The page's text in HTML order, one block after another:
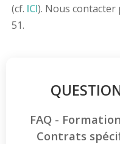
(cf. ICI). Nous contacter
51.
FAQ -
Contrats